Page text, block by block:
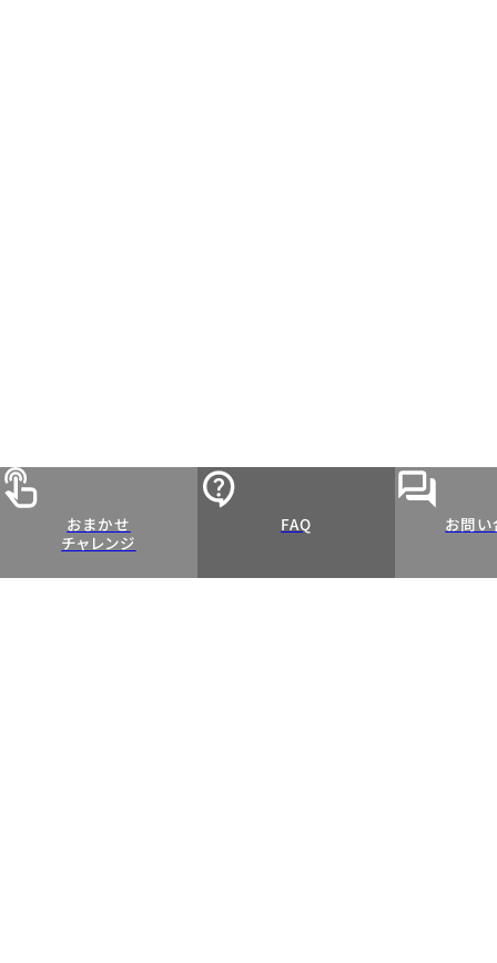
おまかせ
チャレンジ
FAQ お問